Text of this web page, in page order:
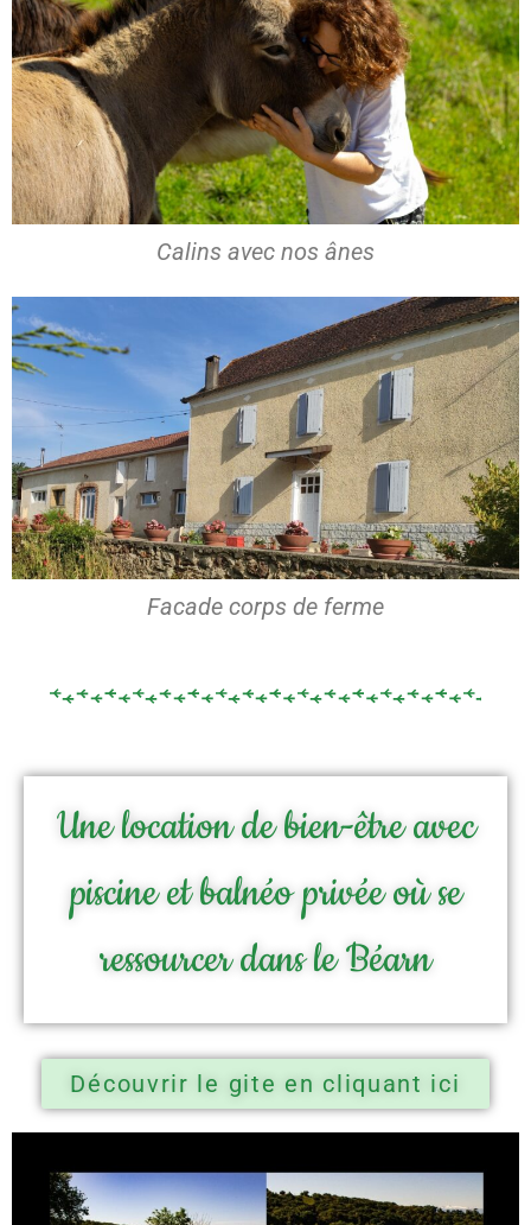
Calins avec nos ânes
Facade corps de ferme
Une location de bien-être avec
piscine et balnéo privée où se
ressourcer dans le Béarn
Découvrir le gite en cliquant ici